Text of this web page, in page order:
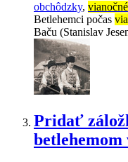
obchôdzky,
Betlehemci počas
Baču (Stanislav
Pridať
betlehemom